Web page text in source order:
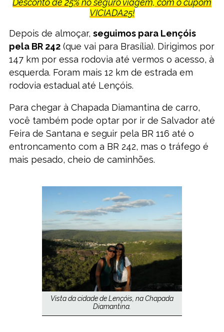
Desconto de 25% no seguro viagem, com o cupom
VICIADA25!
Depois de almoçar, seguimos para Lençóis
pela BR 242(que vai para Brasília). Dirigimos por
147 km por essa rodovia até vermos o acesso, à
esquerda. Foram mais 12 km de estrada em
rodovia estadual até Lençóis.
Para chegar à Chapada Diamantina de carro,
você também pode optar por ir de Salvador até
Feira de Santana e seguir pela BR 116 até o
entroncamento com a BR 242, mas o tráfego é
mais pesado, cheio de caminhões.
Vista da cidade de Lençóis, na Chapada
Diamantina.